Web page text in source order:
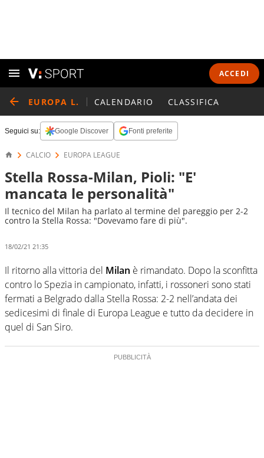
ACCEDI
EUROPA L. CALENDARIO CLASSIFICA
Seguici su: Google Discover Fonti preferite
CALCIO EUROPA LEAGUE
Stella Rossa-Milan, Pioli: "E'
mancata le personalità"
Il tecnico del Milan ha parlato al termine del pareggio per 2-2
contro la Stella Rossa: "Dovevamo fare di più".
18/02/21 21:35
Il ritorno alla vittoria del Milan è rimandato. Dopo la sconfitta
contro lo Spezia in campionato, infatti, i rossoneri sono stati
fermati a Belgrado dalla Stella Rossa: 2-2 nell’andata dei
sedicesimi di finale di Europa League e tutto da decidere in
quel di San Siro.